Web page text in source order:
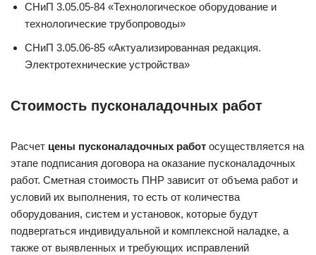
СНиП 3.05.05-84 «Технологическое оборудование и
технологические трубопроводы»
СНиП 3.05.06-85 «Актуализированная редакция.
Электротехнические устройства»
Стоимость пусконаладочных работ
Расчет цены пусконаладочных работ осуществляется на
этапе подписания договора на оказание пусконаладочных
работ. Сметная стоимость ПНР зависит от объема работ и
условий их выполнения, то есть от количества
оборудования, систем и установок, которые будут
подвергаться индивидуальной и комплексной наладке, а
также от выявленных и требующих исправлений